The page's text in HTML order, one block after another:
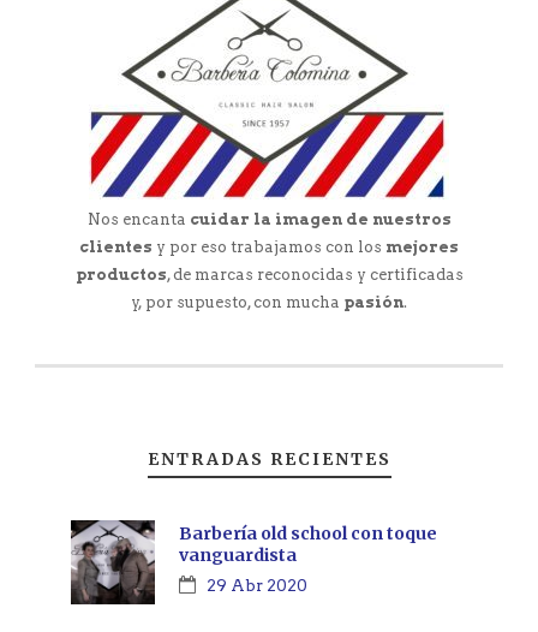
Nos encanta cuidar la imagen de nuestros
clientes y por eso trabajamos con los mejores
productos, de marcas reconocidas y certificadas
y, por supuesto, con mucha pasión.
ENTRADAS RECIENTES
Barbería old school con toque
vanguardista
29 Abr 2020